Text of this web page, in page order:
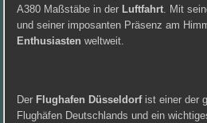
A380 Maßstäbe in der Luftfahrt . Mit
und seiner imposanten Präsenz am
Enthusiasten weltweit.
Der Flughafen Düsseldorfist einer der
Flughäfen Deutschlands und ein